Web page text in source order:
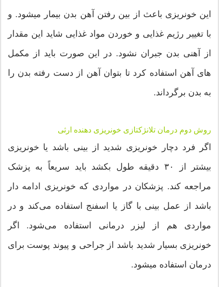
این خونریزی باعث از بین رفتن آهن بدن بیمار میشود. و
با تغییر رژیم غذایی و خوردن مواد غذایی شاید این مقدار
از آهنی بدن جبران نشود. در این صورت باید از مکمل
های آهن استفاده کرد تا بتوان آهن از دست رفته بدن را
به بدن برگرداند.
روش دوم درمان تلانژکتازی خونریزی دهنده ارثی
اگر فرد دچار خونریزی شدید از بینی باشد یا خونریزی
بیشتر از ۳۰ دقیقه طول بکشد باید سریعاً به پزشک
مراجعه کند. پزشکان در مواردی که خونریزی ادامه دار
باشد از عمل بینی با گاز یا اسفنج استفاده می‌کند و در
مواردی هم از لیزر درمانی استفاده می‌شود. اگر
خونریزی بسیار شدید باشد از جراحی و پیوند پوست برای
درمان استفاده میشود.